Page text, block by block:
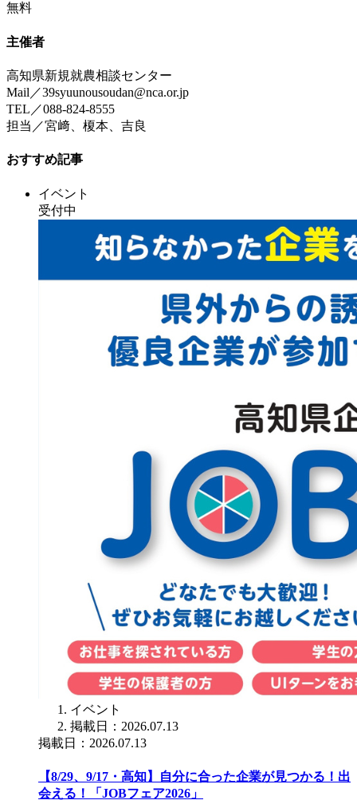
無料
主催者
高知県新規就農相談センター
Mail／39syuunousoudan@nca.or.jp
TEL／088-824-8555
担当／宮﨑、榎本、吉良
おすすめ記事
イベント
受付中
イベント
掲載日：2026.07.13
掲載日：2026.07.13
【8/29、9/17・高知】自分に合った企業が見つかる！出
会える！「JOBフェア2026」